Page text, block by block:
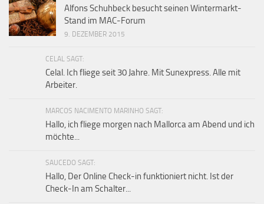
Alfons Schuhbeck besucht seinen Wintermarkt-
Stand im MAC-Forum
9. DEZEMBER 2015
CELAL SAGT:
Celal. Ich fliege seit 30 Jahre. Mit Sunexpress. Alle mit
Arbeiter.
MARCOS NACIMENTO MARINHO SAGT:
Hallo, ich fliege morgen nach Mallorca am Abend und ich
möchte...
SAUCEDO SAGT:
Hallo, Der Online Check-in funktioniert nicht. Ist der
Check-In am Schalter...